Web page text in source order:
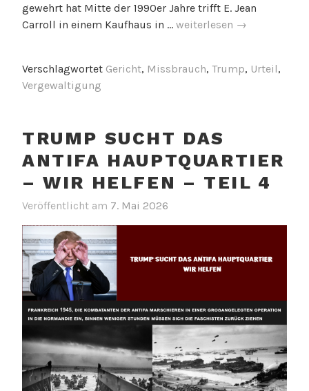
gewehrt hat Mitte der 1990er Jahre trifft E. Jean
Carroll in einem Kaufhaus in … Trump
Missbrauchsverurteilt
weiterlesen →
Verschlagwortet Gericht, Missbrauch, Trump, Urteil,
Vergewaltigung
TRUMP SUCHT DAS
ANTIFA HAUPTQUARTIER
– WIR HELFEN – TEIL 4
Veröffentlicht am 7. Mai 2026